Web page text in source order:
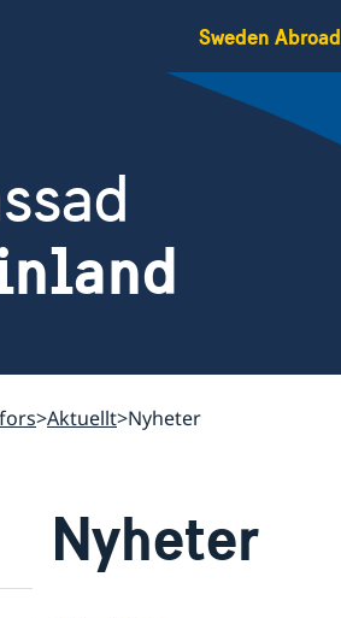
Sweden Abroad
Aktuellt Nyheter
Nyheter